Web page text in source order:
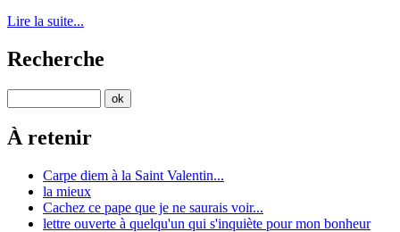
Lire la suite...
Recherche
À retenir
Carpe diem à la Saint Valentin...
la mieux
Cachez ce pape que je ne saurais voir...
lettre ouverte à quelqu'un qui s'inquiète pour mon bonheur